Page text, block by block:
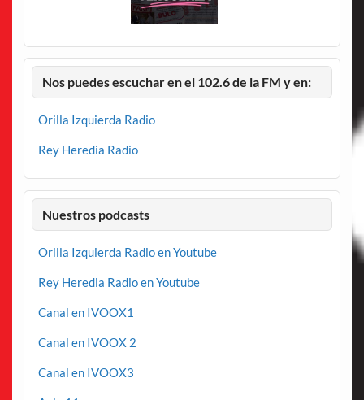
Nos puedes escuchar en el 102.6 de la FM y en:
Orilla Izquierda Radio
Rey Heredia Radio
Nuestros podcasts
Orilla Izquierda Radio en Youtube
Rey Heredia Radio en Youtube
Canal en IVOOX1
Canal en IVOOX 2
Canal en IVOOX3